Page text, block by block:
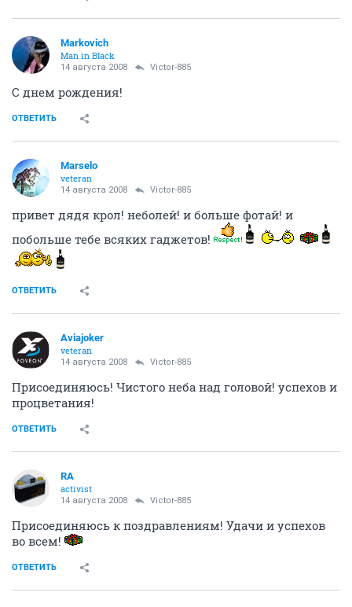
Markovich
Man in Black
14 августа 2008 Victor-885
С днем рождения!
ОТВЕТИТЬ
Marselo
veteran
14 августа 2008 Victor-885
привет дядя крол! неболей! и больше фотай! и
побольше тебе всяких гаджетов!
ОТВЕТИТЬ
Aviajoker
veteran
14 августа 2008 Victor-885
Присоединяюсь! Чистого неба над головой! успехов и
процветания!
ОТВЕТИТЬ
RA
activist
14 августа 2008 Victor-885
Присоединяюсь к поздравлениям! Удачи и успехов
во всем!
ОТВЕТИТЬ